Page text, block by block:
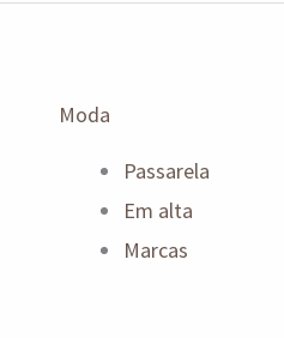
Moda
Passarela
Em alta
Marcas